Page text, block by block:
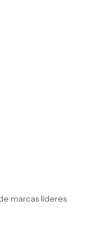
marcas líderes